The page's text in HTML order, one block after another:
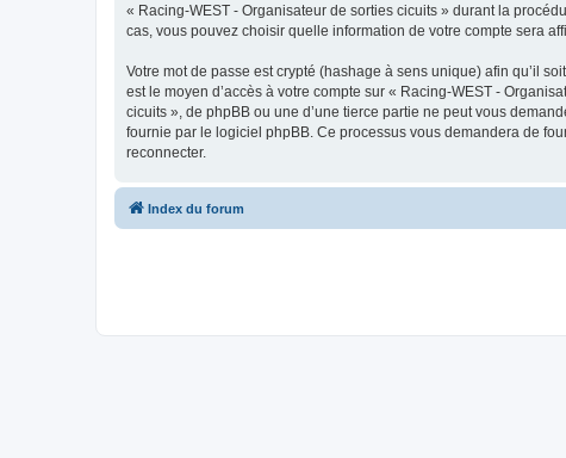
« Racing-WEST - Organisateur de sorties cicuits » durant la
cas, vous pouvez choisir quelle information de votre compte sera
Votre mot de passe est crypté (hashage à sens unique) afin qu’il
est le moyen d’accès à votre compte sur « Racing-WEST -
cicuits », de phpBB ou une d’une tierce partie ne peut vous
fournie par le logiciel phpBB. Ce processus vous demandera de
reconnecter.
Index du forum